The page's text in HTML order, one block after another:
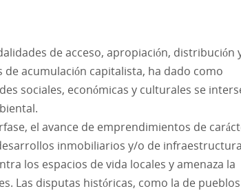
de acceso, apropiación, distribución
acumulación capitalista, ha dado como
sociales, económicas y culturales se
el avance de emprendimientos de
inmobiliarios y/o de
los espacios de vida locales y amenaza la
Las disputas históricas, como la de pueblos